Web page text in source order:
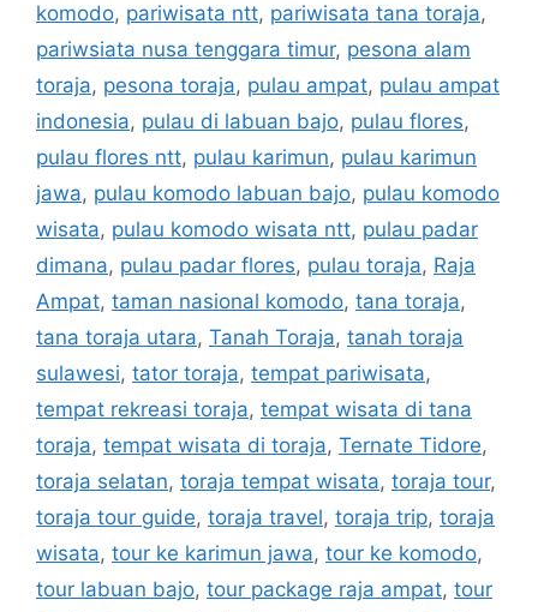
komodo, pariwisata ntt, pariwisata tana toraja,
pariwsiata nusa tenggara timur, pesona alam
toraja, pesona toraja, pulau ampat, pulau ampat
indonesia, pulau di labuan bajo, pulau flores,
pulau flores ntt, pulau karimun, pulau karimun
jawa, pulau komodo labuan bajo, pulau komodo
wisata, pulau komodo wisata ntt, pulau padar
dimana, pulau padar flores, pulau toraja, Raja
Ampat, taman nasional komodo, tana toraja,
tana toraja utara, Tanah Toraja, tanah toraja
sulawesi, tator toraja, tempat pariwisata,
tempat rekreasi toraja, tempat wisata di tana
toraja, tempat wisata di toraja, Ternate Tidore,
toraja selatan, toraja tempat wisata, toraja tour,
toraja tour guide, toraja travel, toraja trip, toraja
wisata, tour ke karimun jawa, tour ke komodo,
tour labuan bajo, tour package raja ampat, tour